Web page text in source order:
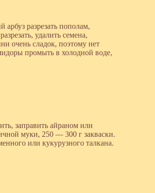
разрезать пополам,
удалить семена,
очень сладок, поэтому нет
промыть в холодной воде,
заправить айраном или
муки, 250 — 300 г закваски.
или кукурузного талкана.